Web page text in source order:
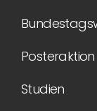
Posteraktion
Studien